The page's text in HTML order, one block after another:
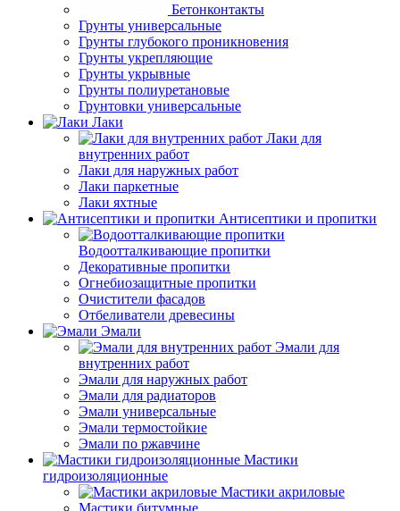
Бетонконтакты
Грунты универсальные
Грунты глубокого проникновения
Грунты укрепляющие
Грунты укрывные
Грунты полиуретановые
Грунтовки универсальные
Лаки
Лаки для
внутренних работ
Лаки для наружных работ
Лаки паркетные
Лаки яхтные
Антисептики и пропитки
Водоотталкивающие пропитки
Декоративные пропитки
Огнебиозащитные пропитки
Очистители фасадов
Отбеливатели древесины
Эмали
Эмали для
внутренних работ
Эмали для наружных работ
Эмали для радиаторов
Эмали универсальные
Эмали термостойкие
Эмали по ржавчине
Мастики
гидроизоляционные
Мастики акриловые
Мастики битумные